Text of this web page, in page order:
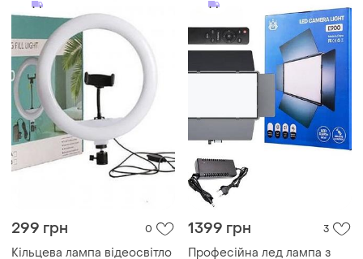
299 грн 0
Кільцева лампа відеосвітло
1399 грн 3
Професійна лед лампа з